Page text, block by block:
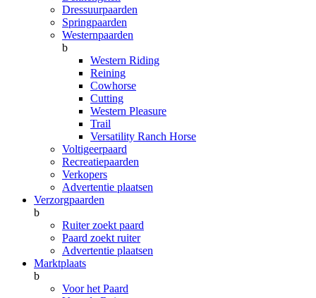
Dressuurpaarden
Springpaarden
Westernpaarden
b
Western Riding
Reining
Cowhorse
Cutting
Western Pleasure
Trail
Versatility Ranch Horse
Voltigeerpaard
Recreatiepaarden
Verkopers
Advertentie plaatsen
Verzorgpaarden
b
Ruiter zoekt paard
Paard zoekt ruiter
Advertentie plaatsen
Marktplaats
b
Voor het Paard